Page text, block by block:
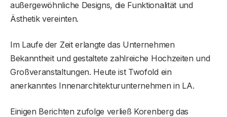
außergewöhnliche Designs, die Funktionalität und
Ästhetik vereinten.
Im Laufe der Zeit erlangte das Unternehmen
Bekanntheit und gestaltete zahlreiche Hochzeiten und
Großveranstaltungen. Heute ist Twofold ein
anerkanntes Innenarchitekturunternehmen in LA.
Einigen Berichten zufolge verließ Korenberg das